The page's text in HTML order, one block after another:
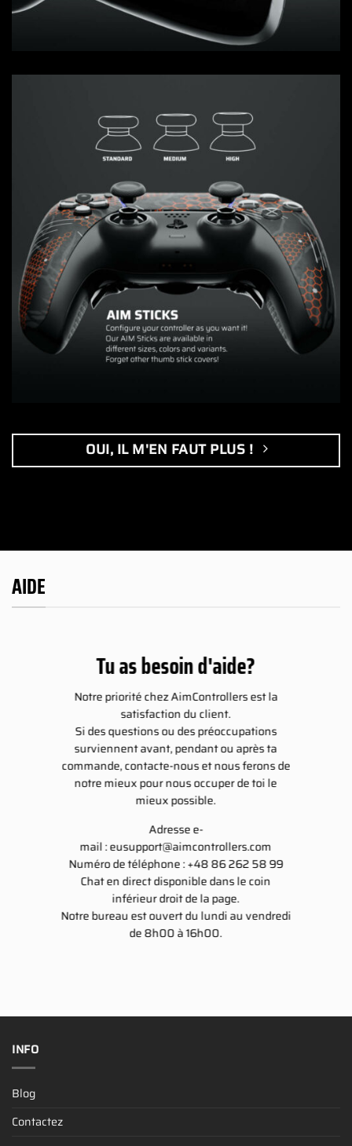
OUI, IL M'EN FAUT PLUS !
AIDE
Tu as besoin d'aide?
Notre priorité chez AimControllers est la
satisfaction du client.
Si des questions ou des préoccupations
surviennent avant, pendant ou après ta
commande, contacte-nous et nous ferons de
notre mieux pour nous occuper de toi le
mieux possible.
Adresse e-
mail :eusupport@aimcontrollers.com
Numéro de téléphone : +48 86 262 58 99
Chat en direct disponible dans le coin
inférieur droit de la page.
Notre bureau est ouvert du lundi au vendredi
de 8h00 à 16h00.
INFO
Blog
Contactez